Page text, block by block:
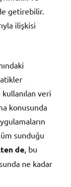
getirebilir.
ilişkisi
veri
konusunda
sunduğu
de, bu
ne kadar